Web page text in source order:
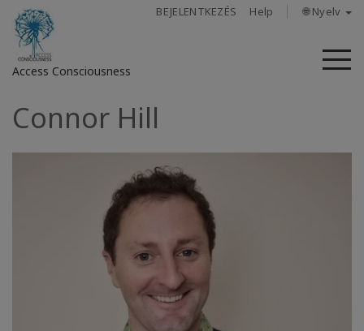
BEJELENTKEZÉS Help 🌐 Nyelv
Access Consciousness
Bejelentkezés
fiókba
Connor Hill